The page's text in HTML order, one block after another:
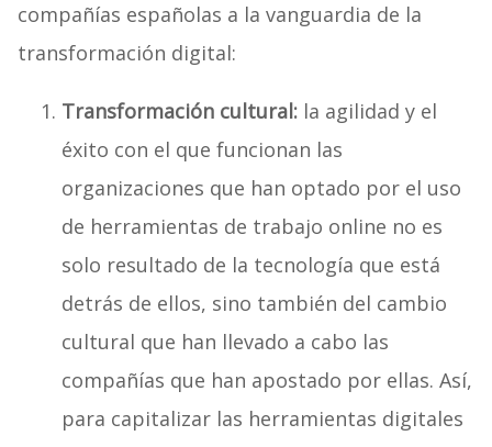
compañías españolas a la vanguardia de la
transformación digital:
Transformación cultural: la agilidad y el
éxito con el que funcionan las
organizaciones que han optado por el uso
de herramientas de trabajo online no es
solo resultado de la tecnología que está
detrás de ellos, sino también del cambio
cultural que han llevado a cabo las
compañías que han apostado por ellas. Así,
para capitalizar las herramientas digitales